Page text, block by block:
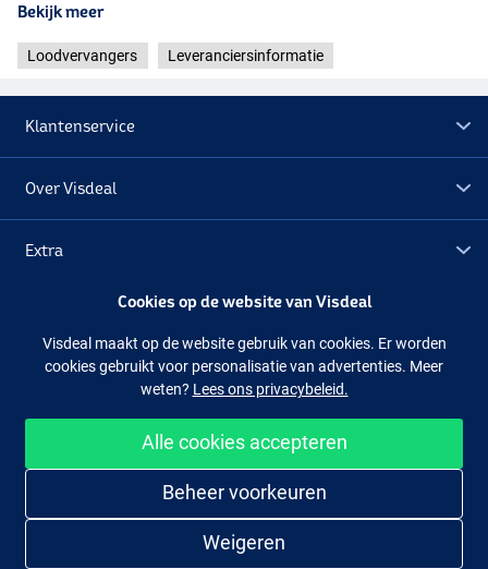
Bekijk meer
Loodvervangers Leveranciersinformatie
Klantenservice
Over Visdeal
Extra
Facebook Instagram
Makkelijk en veilig shoppen
Cookies op de website van Visdeal
Visdeal maakt op de website gebruik van cookies. Er worden
cookies gebruikt voor personalisatie van advertenties. Meer
weten? Lees ons privacybeleid.
Alle cookies accepteren
Beheer voorkeuren
Weigeren